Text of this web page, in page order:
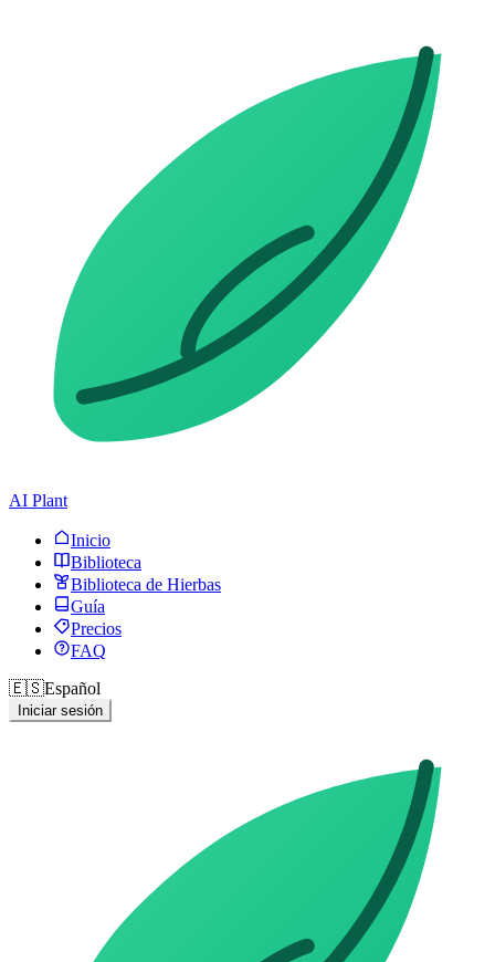
AI Plant
Inicio
Biblioteca
Biblioteca de Hierbas
Guía
Precios
FAQ
🇪🇸Español
Iniciar sesión